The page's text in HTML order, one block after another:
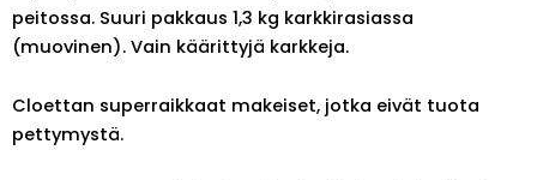
peitossa. Suuri pakkaus 1,3 kg karkkirasiassa
(muovinen). Vain käärittyjä karkkeja.
Cloettan superraikkaat makeiset, jotka eivät tuota
pettymystä.